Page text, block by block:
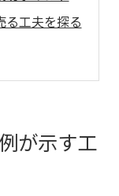
る工夫を探る
例分析
で紹介
はの知恵
が示す工